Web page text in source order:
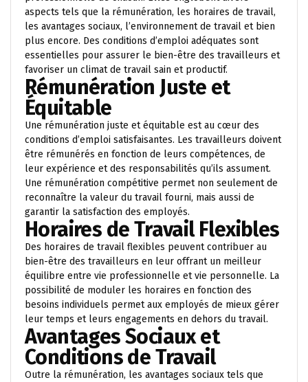
aspects tels que la rémunération, les horaires de travail,
les avantages sociaux, l’environnement de travail et bien
plus encore. Des conditions d’emploi adéquates sont
essentielles pour assurer le bien-être des travailleurs et
favoriser un climat de travail sain et productif.
Rémunération Juste et
Équitable
Une rémunération juste et équitable est au cœur des
conditions d’emploi satisfaisantes. Les travailleurs doivent
être rémunérés en fonction de leurs compétences, de
leur expérience et des responsabilités qu’ils assument.
Une rémunération compétitive permet non seulement de
reconnaître la valeur du travail fourni, mais aussi de
garantir la satisfaction des employés.
Horaires de Travail Flexibles
Des horaires de travail flexibles peuvent contribuer au
bien-être des travailleurs en leur offrant un meilleur
équilibre entre vie professionnelle et vie personnelle. La
possibilité de moduler les horaires en fonction des
besoins individuels permet aux employés de mieux gérer
leur temps et leurs engagements en dehors du travail.
Avantages Sociaux et
Conditions de Travail
Outre la rémunération, les avantages sociaux tels que